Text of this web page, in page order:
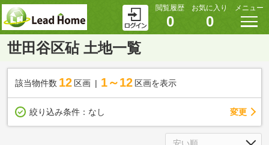
閲覧履歴
0
お気に入り
0
メニュー
世田谷区砧 土地一覧
該当物件数 12 区画 1～12 区画を表示
絞り込み条件： なし 変更